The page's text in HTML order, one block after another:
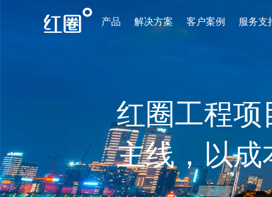
产品 解决方案 客户案例 服务支
红圈工程
主线，以